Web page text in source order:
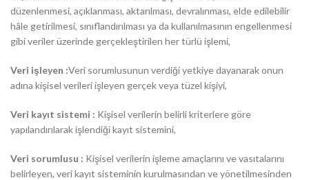
düzenlenmesi, açıklanması, aktarılması, devralınması, elde edilebilir
hâle getirilmesi, sınıflandırılması ya da kullanılmasının engellenmesi
gibi veriler üzerinde gerçekleştirilen her türlü işlemi,
Veri işleyen :Veri sorumlusunun verdiği yetkiye dayanarak onun
adına kişisel verileri işleyen gerçek veya tüzel kişiyi,
Veri kayıt sistemi : Kişisel verilerin belirli kriterlere göre
yapılandırılarak işlendiği kayıt sistemini,
Veri sorumlusu : Kişisel verilerin işleme amaçlarını ve vasıtalarını
belirleyen, veri kayıt sisteminin kurulmasından ve yönetilmesinden